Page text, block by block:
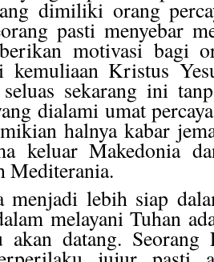
dimiliki orang
pasti menyebar
motivasi bagi
kemuliaan Kristus
sekarang ini
dialami umat
halnya kabar
keluar Makedonia
Mediterania.
menjadi lebih siap
melayani Tuhan
akan datang. Seorang